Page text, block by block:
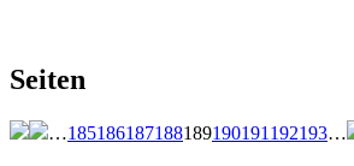
Seiten
…185186187188189190191 192193…